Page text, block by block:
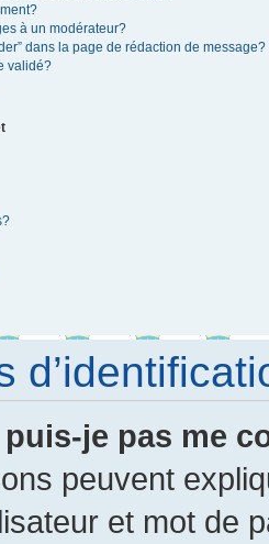
à un modérateur?
dans la page de rédaction de message?
validé?
je pas me
peuvent
et mot de